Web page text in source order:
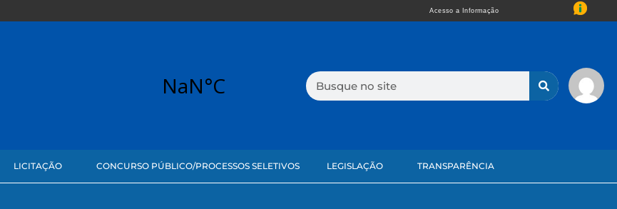
Acesso a Informação
LICITAÇÃO CONCURSO PÚBLICO/PROCESSOS SELETIVOS LEGISLAÇÃO TRANSPARÊNCIA